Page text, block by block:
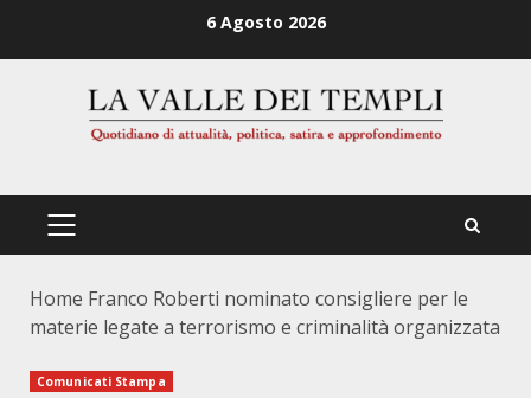
6 Agosto 2026
PRIMÄRES
Home Franco Roberti nominato consigliere per le
materie legate a terrorismo e criminalità organizzata
Comunicati Stampa